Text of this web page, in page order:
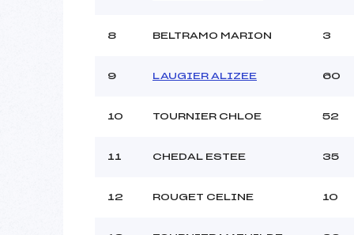
8 BELTRAMO MARION 3
9 LAUGIER ALIZEE 60
10 TOURNIER CHLOE 52
11 CHEDAL ESTEE 35
12 ROUGET CELINE 10